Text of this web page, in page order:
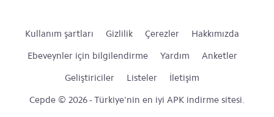
Kullanım şartları Gizlilik Çerezler
Hakkımızda
Ebeveynler için bilgilendirme
Yardım
Anketler
Geliştiriciler
Listeler
İletişim
Cepde © 2026 - Türkiye'nin en iyi APK indirme sitesi.